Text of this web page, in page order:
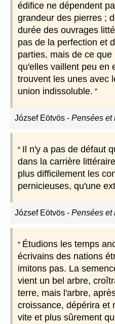
édifice ne dépendent
grandeur des pierres ;
durée des ouvrages
pas de la perfection et
parties, mais de ce
qu'elles vaillent peu en
trouvent les unes avec
union indissoluble.
József Eötvös - Pensées et
Il n'y a pas de défaut
dans la carrière
plus difficilement les
pernicieuses, qu'une
József Eötvös - Pensées et
Étudions les temps
écrivains des nations
imitons pas. La
vient un bel arbre,
terre, mais l'arbre,
croissance, dépérira et
vite et plus sûrement